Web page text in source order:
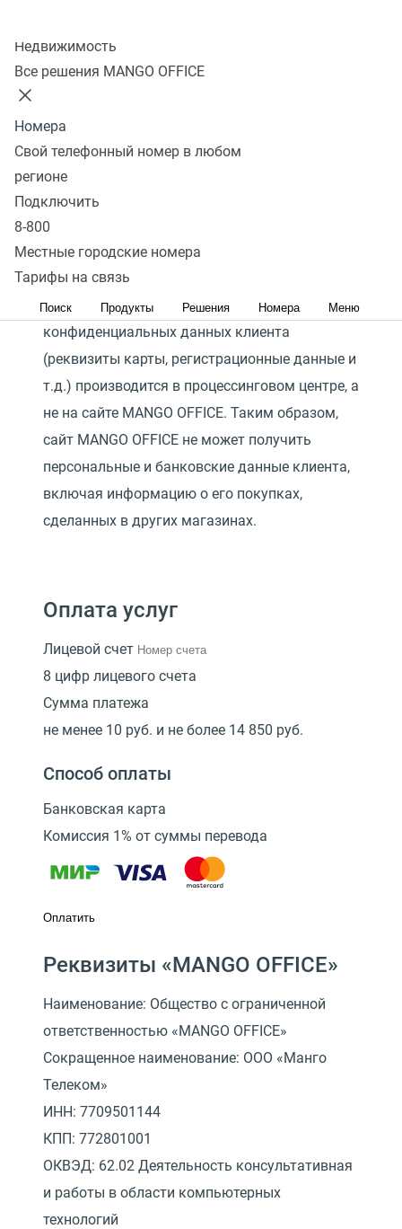
Недвижимость
Все решения MANGO OFFICE
Номера
Свой телефонный номер в любом
регионе
Подключить
8-800
Местные городские номера
Тарифы на связь
Поиск Продукты Решения Номера Меню
В электронных платёжных системах
использованием SSL протокола для передачи
конфиденциальной информации от клиента
на сервер системы для обработки. Далее
передача информации осуществляется по
закрытым банковским сетям высшей степени
защиты.
Сбор и обработка полученных
конфиденциальных данных клиента
(реквизиты карты, регистрационные данные и
т.д.) производится в процессинговом центре, а
не на сайте MANGO OFFICE. Таким образом,
сайт MANGO OFFICE не может получить
персональные и банковские данные клиента,
включая информацию о его покупках,
сделанных в других магазинах.
Оплата услуг
Лицевой счет
8 цифр лицевого счета
Сумма платежа
не менее 10 руб. и не более 14 850 руб.
Способ оплаты
Банковская карта
Комиссия 1% от суммы перевода
Оплатить
Реквизиты «MANGO OFFICE»
Наименование: Общество с ограниченной
ответственностью «MANGO OFFICE»
Сокращенное наименование: ООО «Манго
Телеком»
ИНН: 7709501144
КПП: 772801001
ОКВЭД: 62.02 Деятельность консультативная
и работы в области компьютерных
технологий